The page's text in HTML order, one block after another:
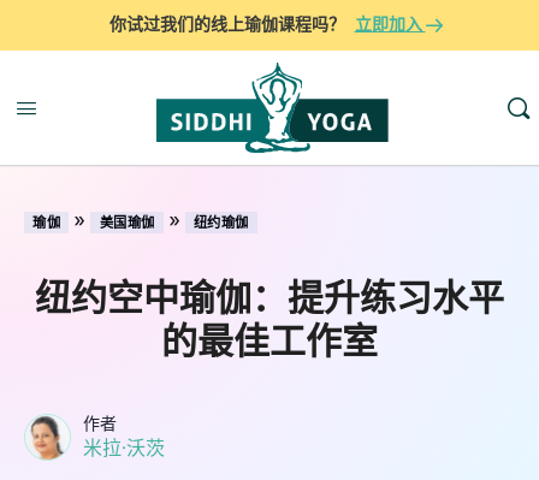
你试过我们的线上瑜伽课程吗？ 立即加入
瑜伽 » 美国瑜伽 » 纽约瑜伽
纽约空中瑜伽：提升练习水平
的最佳工作室
作者
米拉·沃茨